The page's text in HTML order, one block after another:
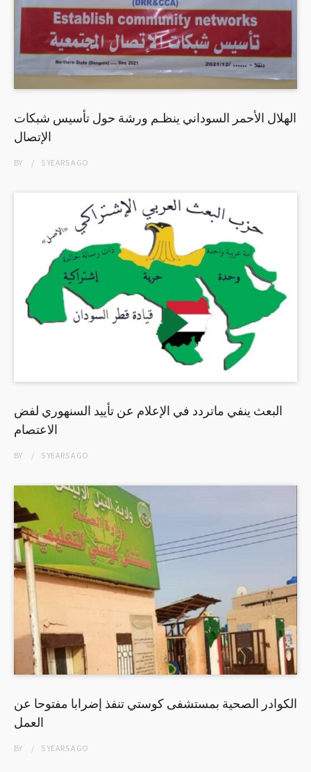
الهلال الأحمر السوداني ينظـم ورشة حول تأسيس شبكات
الإتصال
BY 5 YEARSAGO
البعث ينفي ماتردد في الإعلام عن تأييد السنهوري لفض
الاعتصام
BY 5 YEARSAGO
الكوادر الصحية بمستشفى كوستي تنفذ إضرابا مفتوحا عن
العمل
BY 5 YEARSAGO